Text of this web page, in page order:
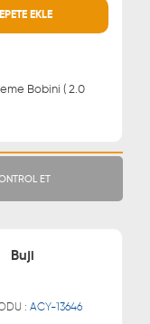
EKLE
Bobini ( 2.0
0850 255 9229
ET
Buji
:ACY-13646